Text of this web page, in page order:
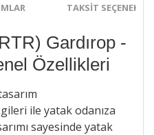
TAKSIT
Gardırop -
Özellikleri
ile yatak odanıza
sayesinde yatak